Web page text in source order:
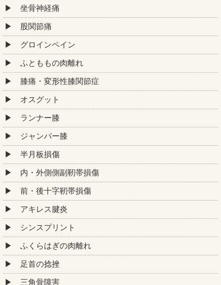
坐骨神経痛
股関節痛
グロインペイン
ふとももの肉離れ
膝痛・変形性膝関節症
オスグット
ランナー膝
ジャンパー膝
半月板損傷
内・外側側副靭帯損傷
前・後十字靭帯損傷
アキレス腱炎
シンスプリント
ふくらはぎの肉離れ
足首の捻挫
三角骨障害